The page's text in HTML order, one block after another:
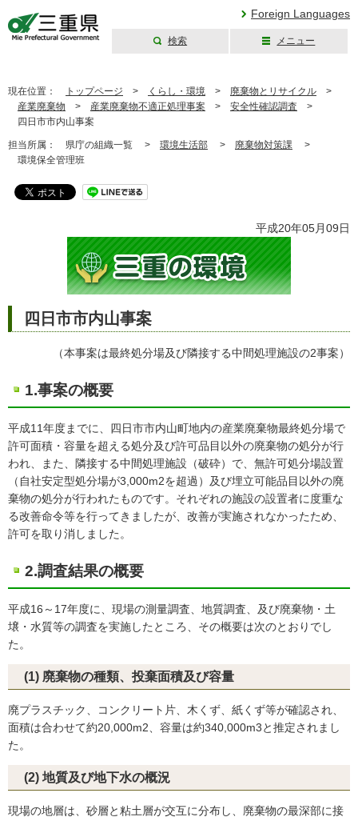
Foreign Languages
検索 メニュー
現在位置： トップページ > くらし・環境 > 廃棄物とリサイクル >
産業廃棄物 > 産業廃棄物不適正処理事案 > 安全性確認調査 >
四日市市内山事案
担当所属： 県庁の組織一覧 > 環境生活部 > 廃棄物対策課 >
環境保全管理班
平成20年05月09日
四日市市内山事案
（本事案は最終処分場及び隣接する中間処理施設の2事案）
1.事案の概要
平成11年度までに、四日市市内山町地内の産業廃棄物最終処分場で
許可面積・容量を超える処分及び許可品目以外の廃棄物の処分が行
われ、また、隣接する中間処理施設（破砕）で、無許可処分場設置
（自社安定型処分場が3,000m2を超過）及び埋立可能品目以外の廃
棄物の処分が行われたものです。それぞれの施設の設置者に度重な
る改善命令等を行ってきましたが、改善が実施されなかったため、
許可を取り消しました。
2.調査結果の概要
平成16～17年度に、現場の測量調査、地質調査、及び廃棄物・土
壌・水質等の調査を実施したところ、その概要は次のとおりでし
た。
(1) 廃棄物の種類、投棄面積及び容量
廃プラスチック、コンクリート片、木くず、紙くず等が確認され、
面積は合わせて約20,000m2、容量は約340,000m3と推定されまし
た。
(2) 地質及び地下水の概況
現場の地層は、砂層と粘土層が交互に分布し、廃棄物の最深部に接